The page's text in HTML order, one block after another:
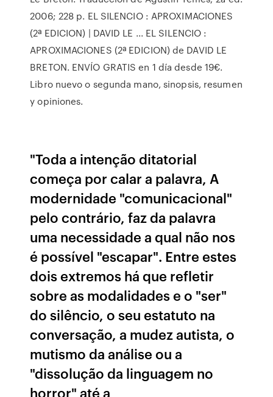
2006; 228 p. EL SILENCIO : APROXIMACIONES
(2ª EDICION) | DAVID LE ... EL SILENCIO :
APROXIMACIONES (2ª EDICION) de DAVID LE
BRETON. ENVÍO GRATIS en 1 día desde 19€.
Libro nuevo o segunda mano, sinopsis, resumen
y opiniones.
"Toda a intenção ditatorial
começa por calar a palavra, A
modernidade "comunicacional"
pelo contrário, faz da palavra
uma necessidade a qual não nos
é possível "escapar". Entre estes
dois extremos há que refletir
sobre as modalidades e o "ser"
do silêncio, o seu estatuto na
conversação, a mudez autista, o
mutismo da análise ou a
"dissolução da linguagem no
horror" até a